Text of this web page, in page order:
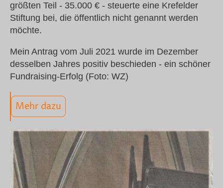
größten Teil - 35.000 € - steuerte eine Krefelder
Stiftung bei, die öffentlich nicht genannt werden
möchte.
Mein Antrag vom Juli 2021 wurde im Dezember
desselben Jahres positiv beschieden - ein schöner
Fundraising-Erfolg (Foto: WZ)
Mehr dazu